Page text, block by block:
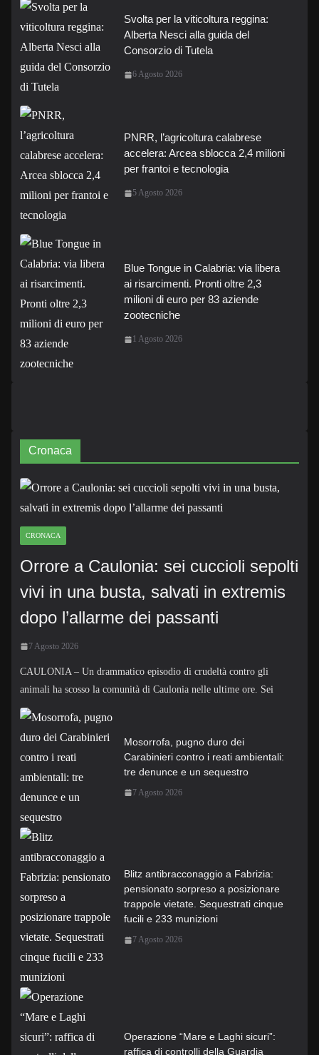
Svolta per la viticoltura reggina:
Alberta Nesci alla guida del
Consorzio di Tutela
6 Agosto 2026
PNRR, l’agricoltura calabrese
accelera: Arcea sblocca 2,4 milioni
per frantoi e tecnologia
5 Agosto 2026
Blue Tongue in Calabria: via libera
ai risarcimenti. Pronti oltre 2,3
milioni di euro per 83 aziende
zootecniche
1 Agosto 2026
Cronaca
CRONACA
Orrore a Caulonia: sei cuccioli sepolti
vivi in una busta, salvati in extremis
dopo l’allarme dei passanti
7 Agosto 2026
CAULONIA – Un drammatico episodio di crudeltà contro gli
animali ha scosso la comunità di Caulonia nelle ultime ore. Sei
Mosorrofa, pugno duro dei
Carabinieri contro i reati ambientali:
tre denunce e un sequestro
7 Agosto 2026
Blitz antibracconaggio a Fabrizia:
pensionato sorpreso a posizionare
trappole vietate. Sequestrati cinque
fucili e 233 munizioni
7 Agosto 2026
Operazione “Mare e Laghi sicuri”:
raffica di controlli della Guardia